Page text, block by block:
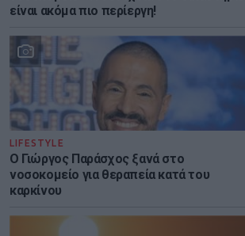
είναι ακόμα πιο περίεργη!
LIFESTYLE
O Γιώργος Παράσχος ξανά στο
νοσοκομείο για θεραπεία κατά του
καρκίνου